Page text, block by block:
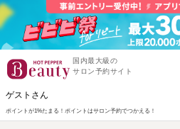
国内最大級の
サロン予約サイト
ゲストさん
ポイントが1%たまる！ ポイントはサロン予約でつかえる！